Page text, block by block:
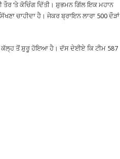
ਤੌਰ ‘ਤੇ ਕੋਚਿੰਗ ਦਿੱਤੀ। ਸ਼ੁਭਮਨ ਗਿੱਲ ਇਕ ਮਹਾਨ
ਚਾਹੀਦਾ ਹੈ। ਜੇਕਰ ਬ੍ਰਾਇਨ ਲਾਰਾ 500 ਦੌੜਾਂ
ਕੱਲ੍ਹ ਤੋਂ ਸ਼ੁਰੂ ਹੋਇਆ ਹੈ। ਦੱਸ ਦੇਈਏ ਕਿ ਟੀਮ 587